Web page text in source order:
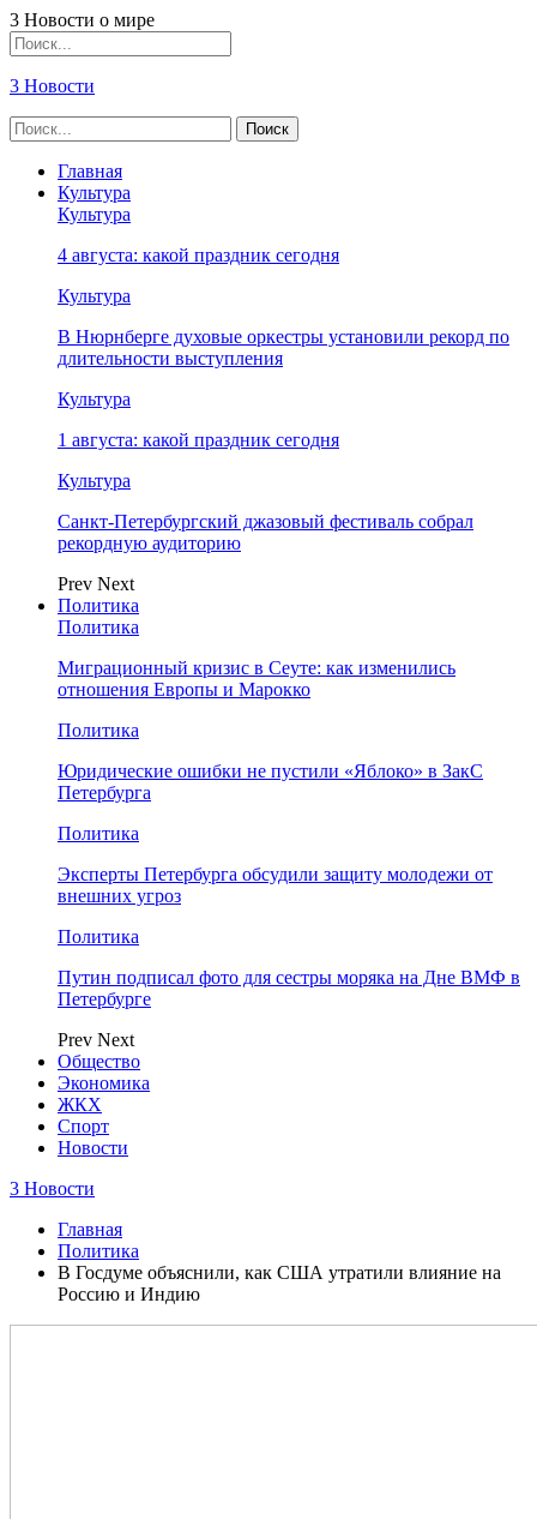
3 Новости о мире
3 Новости
Главная
Культура
Культура
4 августа: какой праздник сегодня
Культура
В Нюрнберге духовые оркестры установили рекорд по
длительности выступления
Культура
1 августа: какой праздник сегодня
Культура
Санкт-Петербургский джазовый фестиваль собрал
рекордную аудиторию
Prev Next
Политика
Политика
Миграционный кризис в Сеуте: как изменились
отношения Европы и Марокко
Политика
Юридические ошибки не пустили «Яблоко» в ЗакС
Петербурга
Политика
Эксперты Петербурга обсудили защиту молодежи от
внешних угроз
Политика
Путин подписал фото для сестры моряка на Дне ВМФ в
Петербурге
Prev Next
Общество
Экономика
ЖКХ
Спорт
Новости
3 Новости
Главная
Политика
В Госдуме объяснили, как США утратили влияние на
Россию и Индию